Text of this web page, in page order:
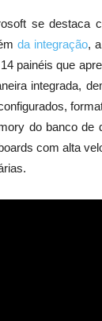
se destaca
da integração,
painéis que
integrada,
do banco de
com alta